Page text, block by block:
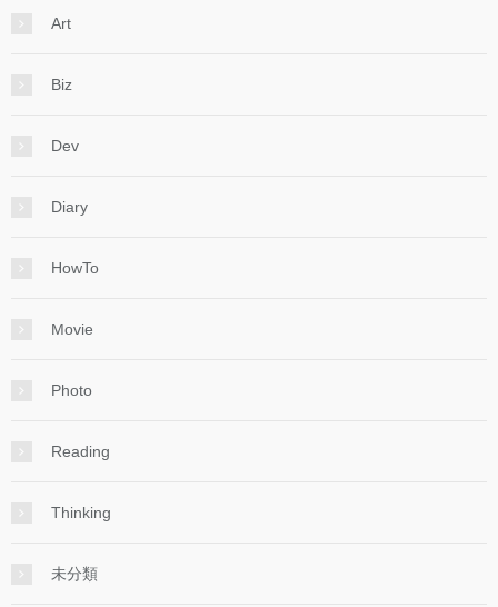
Art
Biz
Dev
Diary
HowTo
Movie
Photo
Reading
Thinking
未分類